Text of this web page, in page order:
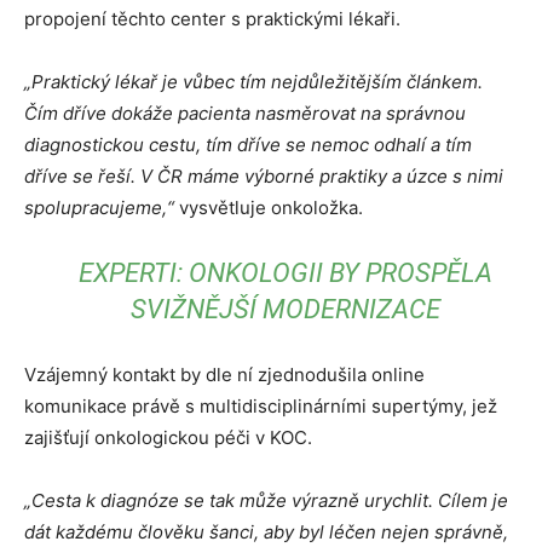
propojení těchto center s praktickými lékaři.
„Praktický lékař je vůbec tím nejdůležitějším článkem.
Čím dříve dokáže pacienta nasměrovat na správnou
diagnostickou cestu, tím dříve se nemoc odhalí a tím
dříve se řeší. V ČR máme výborné praktiky a úzce s nimi
spolupracujeme,“vysvětluje onkoložka.
EXPERTI: ONKOLOGII BY PROSPĚLA
SVIŽNĚJŠÍ MODERNIZACE
Vzájemný kontakt by dle ní zjednodušila online
komunikace právě s multidisciplinárními supertýmy, jež
zajišťují onkologickou péči v KOC.
„Cesta k diagnóze se tak může výrazně urychlit. Cílem je
dát každému člověku šanci, aby byl léčen nejen správně,